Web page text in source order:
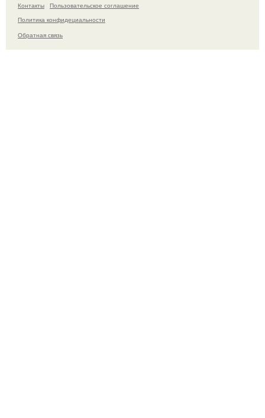
Контакты
Пользовательское соглашение
Политика конфидециальности
Обратная связь